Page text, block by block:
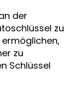
der
zu
zu
Schlüssel